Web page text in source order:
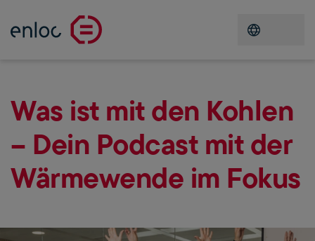
Was ist mit den Kohlen
– Dein Podcast mit der
Wärmewende im Fokus